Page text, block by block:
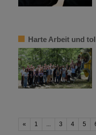
Harte Arbeit und
« 1 ... 3 4 5